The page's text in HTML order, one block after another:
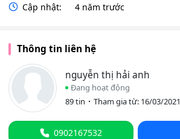
Cập nhật:
4 năm trước
Thông tin liên hệ
nguyễn thị hải anh
Đang hoạt động
89 tin
Tham gia từ: 16/03/2021
0902167532